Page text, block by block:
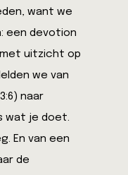
want we
een devotion
uitzicht op
we van
naar
wat je doet.
En van een
de